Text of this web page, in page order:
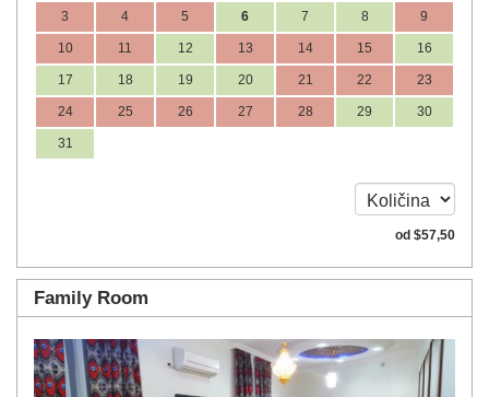
3 4 5 6 7 8 9
10 11 12 13 14 15 16
17 18 19 20 21 22 23
24 25 26 27 28 29 30
31
od $57,50
Family Room
Previous Next